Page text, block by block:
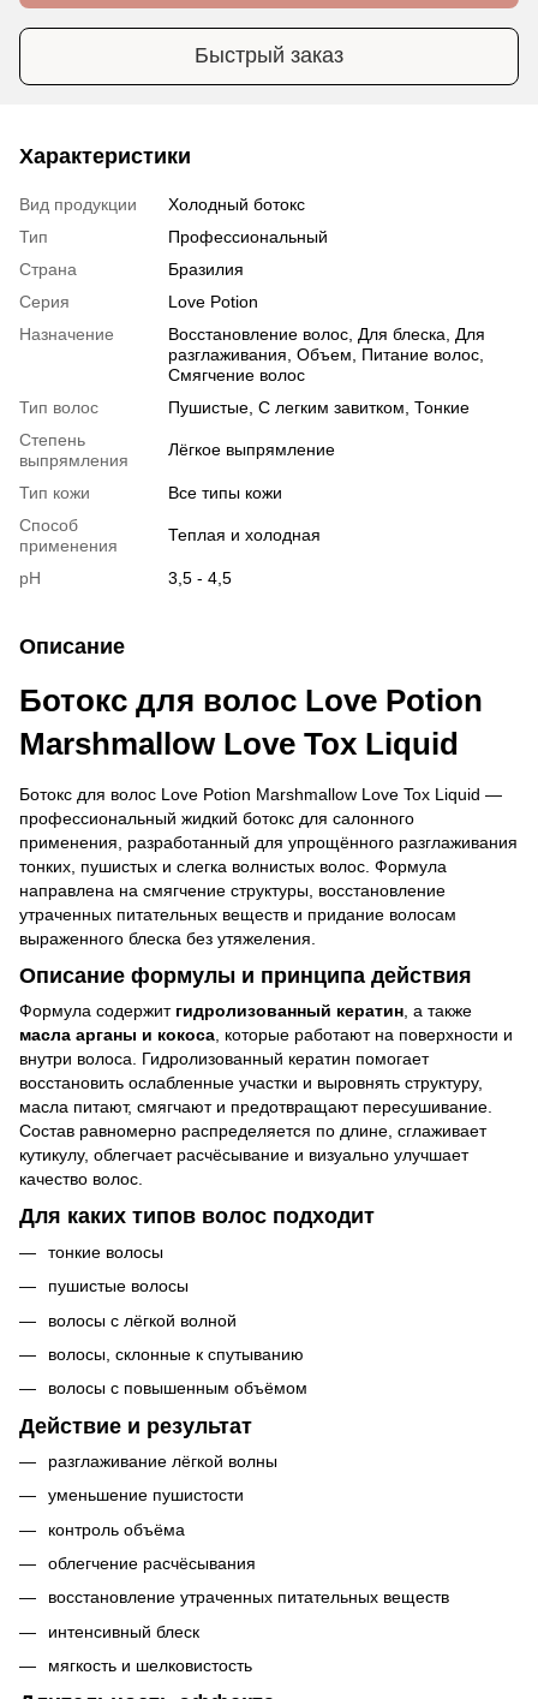
Быстрый заказ
Характеристики
Вид продукции
Холодный ботокс
Тип
Профессиональный
Страна
Бразилия
Серия
Love Potion
Назначение
Восстановление волос, Для блеска, Для
разглаживания, Объем, Питание волос,
Смягчение волос
Тип волос
Пушистые, С легким завитком, Тонкие
Степень
выпрямления
Лёгкое выпрямление
Тип кожи
Все типы кожи
Способ
применения
Теплая и холодная
pH 3,5 - 4,5
Описание
Ботокс для волос Love Potion
Marshmallow Love Tox Liquid
Ботокс для волос Love Potion Marshmallow Love Tox Liquid —
профессиональный жидкий ботокс для салонного
применения, разработанный для упрощённого разглаживания
тонких, пушистых и слегка волнистых волос. Формула
направлена на смягчение структуры, восстановление
утраченных питательных веществ и придание волосам
выраженного блеска без утяжеления.
Описание формулы и принципа действия
Формула содержит гидролизованный кератин , а также
масла арганы и кокоса , которые работают на поверхности и
внутри волоса. Гидролизованный кератин помогает
восстановить ослабленные участки и выровнять структуру,
масла питают, смягчают и предотвращают пересушивание.
Состав равномерно распределяется по длине, сглаживает
кутикулу, облегчает расчёсывание и визуально улучшает
качество волос.
Для каких типов волос подходит
тонкие волосы
пушистые волосы
волосы с лёгкой волной
волосы, склонные к спутыванию
волосы с повышенным объёмом
Действие и результат
разглаживание лёгкой волны
уменьшение пушистости
контроль объёма
облегчение расчёсывания
восстановление утраченных питательных веществ
интенсивный блеск
мягкость и шелковистость